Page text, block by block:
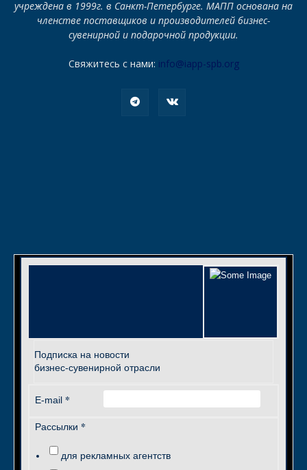
учреждена в 1999г. в Санкт-Петербурге. МАПП основана на
членстве поставщиков и производителей бизнес-
сувенирной и подарочной продукции.
Свяжитесь с нами: info@iapp-spb.org
Подписка на новости
бизнес-сувенирной отрасли
E-mail *
Рассылки *
для рекламных агентств